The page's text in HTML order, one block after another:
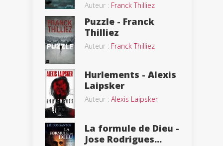
Auteur : Franck Thilliez
Puzzle - Franck
Thilliez
Auteur : Franck Thilliez
Hurlements - Alexis
Laipsker
Auteur : Alexis Laipsker
La formule de Dieu -
Jose Rodrigues...